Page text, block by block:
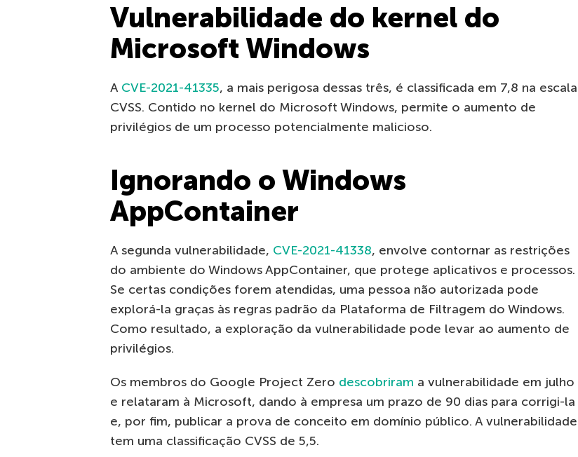
Vulnerabilidade do kernel do
Microsoft Windows
A CVE-2021-41335, a mais perigosa dessas três, é classificada em 7,8 na escala
CVSS. Contido no kernel do Microsoft Windows, permite o aumento de
privilégios de um processo potencialmente malicioso.
Ignorando o Windows
AppContainer
A segunda vulnerabilidade, CVE-2021-41338, envolve contornar as restrições
do ambiente do Windows AppContainer, que protege aplicativos e processos.
Se certas condições forem atendidas, uma pessoa não autorizada pode
explorá-la graças às regras padrão da Plataforma de Filtragem do Windows.
Como resultado, a exploração da vulnerabilidade pode levar ao aumento de
privilégios.
Os membros do Google Project Zero descobriram a vulnerabilidade em julho
e relataram à Microsoft, dando à empresa um prazo de 90 dias para corrigi-la
e, por fim, publicar a prova de conceito em domínio público. A vulnerabilidade
tem uma classificação CVSS de 5,5.